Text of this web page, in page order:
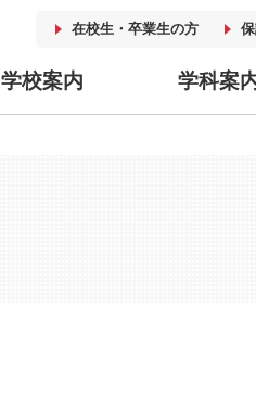
在校生・卒業生の方
学校案内 学科案